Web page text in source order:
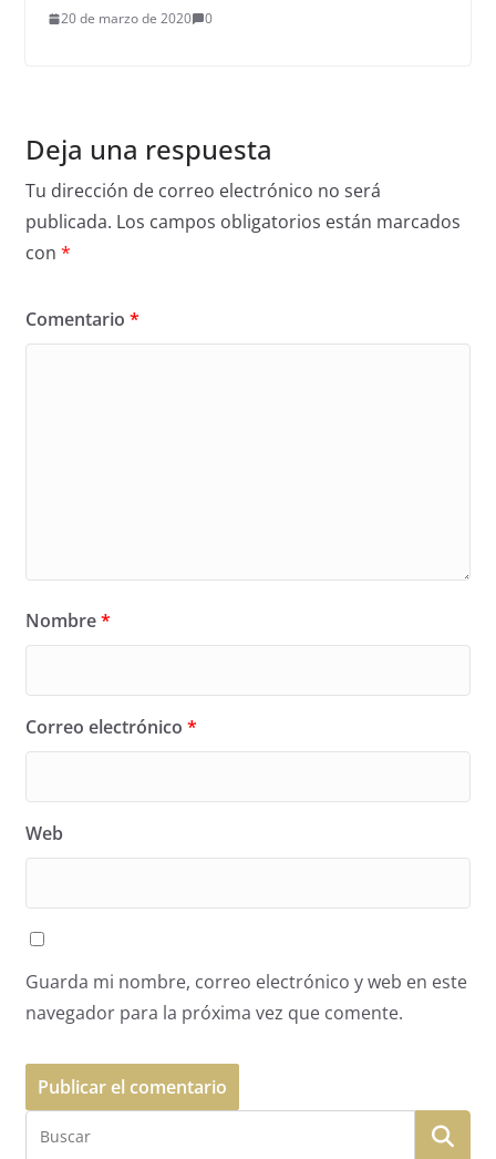
20 de marzo de 2020 0
Deja una respuesta
Tu dirección de correo electrónico no será
publicada. Los campos obligatorios están marcados
con *
Comentario *
Nombre*
Correo electrónico *
Web
Guarda mi nombre, correo electrónico y web en este
navegador para la próxima vez que comente.